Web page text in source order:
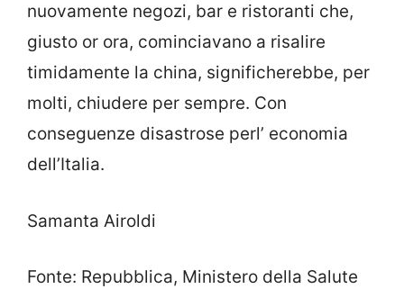
nuovamente negozi, bar e ristoranti che,
giusto or ora, cominciavano a risalire
timidamente la china, significherebbe, per
molti, chiudere per sempre. Con
conseguenze disastrose perl’ economia
dell’Italia.
Samanta Airoldi
Fonte: Repubblica, Ministero della Salute